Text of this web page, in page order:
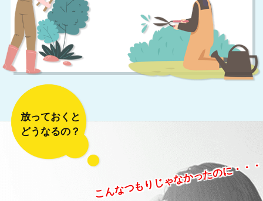
放っておくと
どうなるの？
こんなつもりじゃなかったのに・・・